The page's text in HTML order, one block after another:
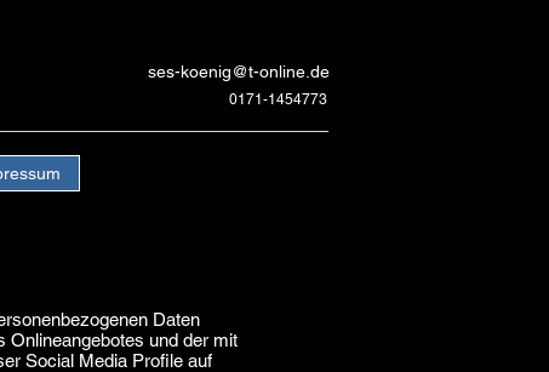
ses-koenig@t-online.de
0171-1454773
Daten
Onlineangebotes und der mit
Social Media Profile auf